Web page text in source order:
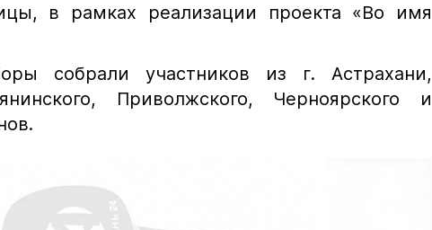
в рамках реализации проекта «Во имя
собрали участников из г. Астрахани,
Приволжского, Черноярского и